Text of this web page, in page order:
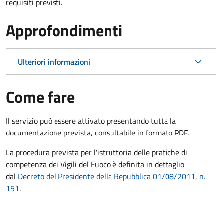
Approfondimenti
Ulteriori informazioni
Come fare
Il servizio può essere attivato presentando tutta la
documentazione prevista, consultabile in formato PDF.
La procedura prevista per l'istruttoria delle pratiche di
competenza dei Vigili del Fuoco è definita in dettaglio
dal Decreto del Presidente della Repubblica 01/08/2011, n.
151.